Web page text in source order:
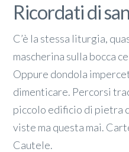
Ricordati di
C’è la stessa liturgia,
mascherina sulla bocca
Oppure dondola
dimenticare. Percorsi
piccolo edificio di pietra
viste ma questa mai.
Cautele.